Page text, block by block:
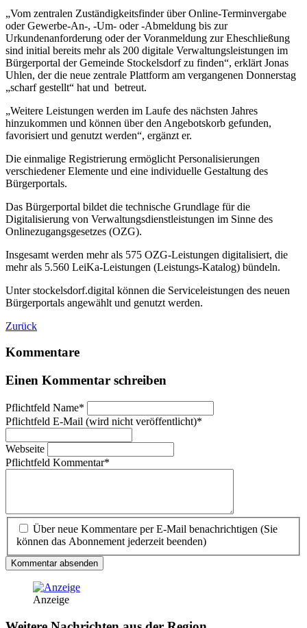
„Vom zentralen Zuständigkeitsfinder über Online-Terminvergabe
oder Gewerbe-An-, -Um- oder -Abmeldung bis zur
Urkundenanforderung oder der Voranmeldung zur Eheschließung
sind initial bereits mehr als 200 digitale Verwaltungsleistungen im
Bürgerportal der Gemeinde Stockelsdorf zu finden“, erklärt Jonas
Uhlen, der die neue zentrale Plattform am vergangenen Donnerstag
„scharf gestellt“ hat und betreut.
„Weitere Leistungen werden im Laufe des nächsten Jahres
hinzukommen und können über den Angebotskorb gefunden,
favorisiert und genutzt werden“, ergänzt er.
Die einmalige Registrierung ermöglicht Personalisierungen
verschiedener Elemente und eine individuelle Gestaltung des
Bürgerportals.
Das Bürgerportal bildet die technische Grundlage für die
Digitalisierung von Verwaltungsdienstleistungen im Sinne des
Onlinezugangsgesetzes (OZG).
Insgesamt werden mehr als 575 OZG-Leistungen digitalisiert, die
mehr als 5.560 LeiKa-Leistungen (Leistungs-Katalog) bündeln.
Unter stockelsdorf.digital können die Serviceleistungen des neuen
Bürgerportals angewählt und genutzt werden.
Zurück
Kommentare
Einen Kommentar schreiben
Pflichtfeld Name*
Pflichtfeld E-Mail (wird nicht veröffentlicht)*
Webseite
Pflichtfeld Kommentar*
Über neue Kommentare per E-Mail benachrichtigen (Sie
können das Abonnement jederzeit beenden)
Kommentar absenden
Anzeige